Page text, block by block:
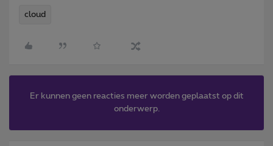
cloud
Er kunnen geen reacties meer worden geplaatst op dit
onderwerp.